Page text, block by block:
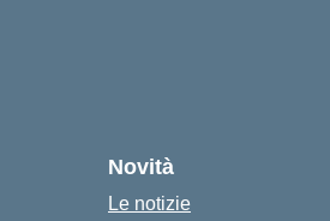
Novità
Le notizie